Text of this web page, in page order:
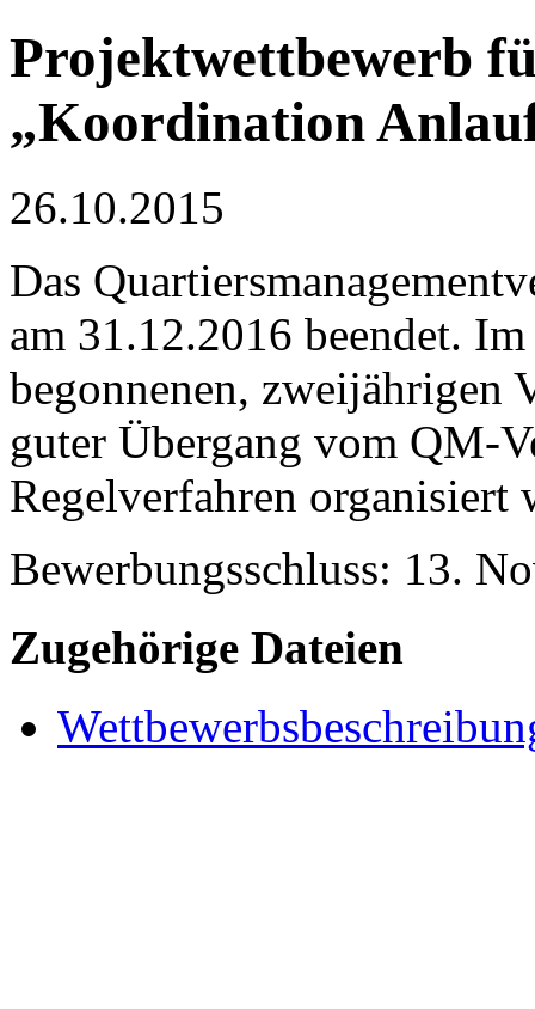
Projektwettbewerb
„Koordination
26.10.2015
Das
am 31.12.2016 beendet.
begonnenen, zweijährigen
guter Übergang vom QM-
Regelverfahren organisiert
Bewerbungsschluss: 13.
Zugehörige Dateien